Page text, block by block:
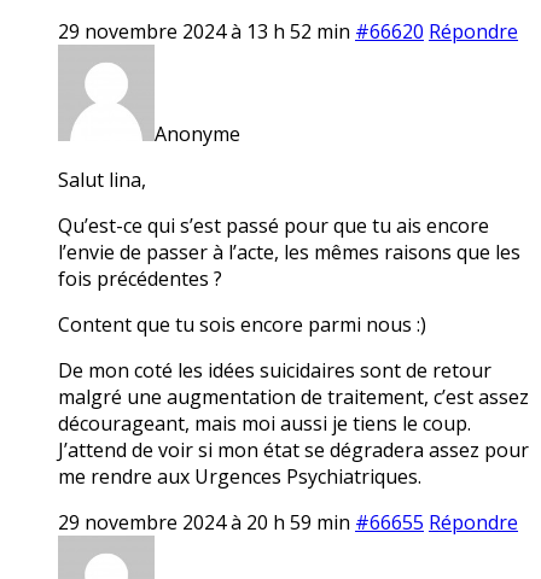
29 novembre 2024 à 13 h 52 min #66620 Répondre
Anonyme
Salut lina,
Qu’est-ce qui s’est passé pour que tu ais encore
l’envie de passer à l’acte, les mêmes raisons que les
fois précédentes ?
Content que tu sois encore parmi nous :)
De mon coté les idées suicidaires sont de retour
malgré une augmentation de traitement, c’est assez
décourageant, mais moi aussi je tiens le coup.
J’attend de voir si mon état se dégradera assez pour
me rendre aux Urgences Psychiatriques.
29 novembre 2024 à 20 h 59 min #66655 Répondre